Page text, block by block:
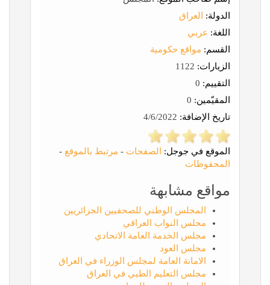
الدولة:
العراق
اللغة: عربي
القسم: مواقع حكومية
الزيارات:
التقييم:
المقيّمين:
تاريخ الإضافة:
الموقع في جوجل: الصفحات - مرتبط بالموقع -
المحفوظات
مواقع مشابهة
المجلس الوطني للصحفيين الجزائريين
مجلس النواب العراقي
مجلس الخدمة العامة الاتحادي
مجلس العود
الامانة العامة لمجلس الوزراء في العراق
مجلس التعليم الطبي في العراق